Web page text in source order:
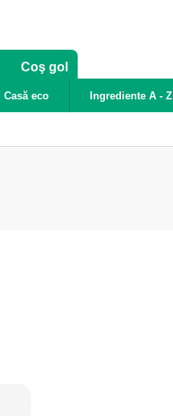
COŞ
CUMPĂRĂTURI
Coş gol
Casă eco Ingrediente A - Z